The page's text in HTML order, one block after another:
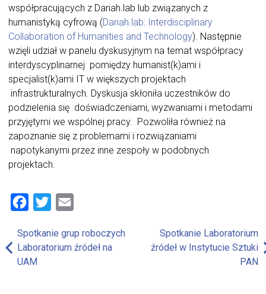
współpracujących z Dariah.lab lub związanych z
humanistyką cyfrową (Dariah.lab: Interdisciplinary
Collaboration of Humanities and Technology). Następnie
wzięli udział w panelu dyskusyjnym na temat współpracy
interdyscyplinarnej pomiędzy humanist(k)ami i
specjalist(k)ami IT w większych projektach
infrastrukturalnych. Dyskusja skłoniła uczestników do
podzielenia się doświadczeniami, wyzwaniami i metodami
przyjętymi we wspólnej pracy. Pozwoliła również na
zapoznanie się z problemami i rozwiązaniami
napotykanymi przez inne zespoły w podobnych
projektach.
Facebook
Twitter
Nawigacja
wpisu
Spotkanie grup roboczych
Laboratorium źródeł na
UAM
Spotkanie Laboratorium
źródeł w Instytucie Sztuki
PAN